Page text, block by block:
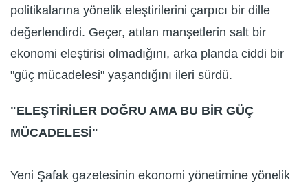
politikalarına yönelik eleştirilerini çarpıcı bir dille
değerlendirdi. Geçer, atılan manşetlerin salt bir
ekonomi eleştirisi olmadığını, arka planda ciddi bir
"güç mücadelesi" yaşandığını ileri sürdü.
"ELEŞTİRİLER DOĞRU AMA BU BİR GÜÇ
MÜCADELESİ"
Yeni Şafak gazetesinin ekonomi yönetimine yönelik